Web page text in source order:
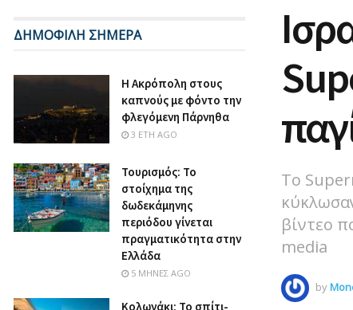
Το
βίντεο
media
by
ΔΗΜΟΦΙΛΗ ΣΗΜΕΡΑ
Η Ακρόπολη στους
καπνούς με φόντο την
φλεγόμενη Πάρνηθα
3 ΈΤΗ AGO
Τουρισμός: Το
στοίχημα της
δωδεκάμηνης
περιόδου γίνεται
πραγματικότητα στην
Ελλάδα
5 ΜΉΝΕΣ AGO
Κολωνάκι: Το σπίτι-